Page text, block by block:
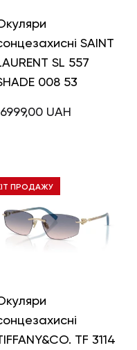
SAINT
SL 557
008 53
UAH
ПРОДАЖУ
TF 3114